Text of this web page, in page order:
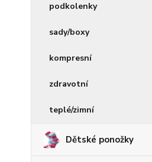
podkolenky
sady/boxy
kompresní
zdravotní
teplé/zimní
Dětské ponožky